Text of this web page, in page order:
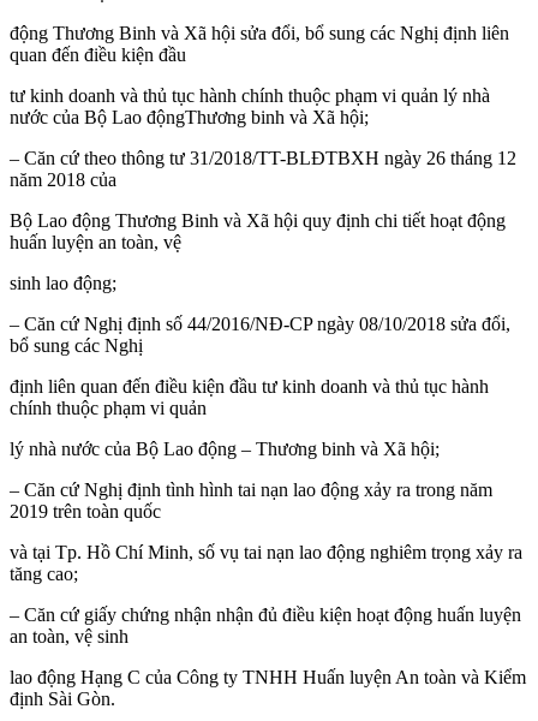
động Thương Binh và Xã hội sửa đổi, bổ sung các Nghị định liên
quan đến điều kiện đầu
tư kinh doanh và thủ tục hành chính thuộc phạm vi quản lý nhà
nước của Bộ Lao độngThương binh và Xã hội;
– Căn cứ theo thông tư 31/2018/TT-BLĐTBXH ngày 26 tháng 12
năm 2018 của
Bộ Lao động Thương Binh và Xã hội quy định chi tiết hoạt động
huấn luyện an toàn, vệ
sinh lao động;
– Căn cứ Nghị định số 44/2016/NĐ-CP ngày 08/10/2018 sửa đổi,
bổ sung các Nghị
định liên quan đến điều kiện đầu tư kinh doanh và thủ tục hành
chính thuộc phạm vi quản
lý nhà nước của Bộ Lao động – Thương binh và Xã hội;
– Căn cứ Nghị định tình hình tai nạn lao động xảy ra trong năm
2019 trên toàn quốc
và tại Tp. Hồ Chí Minh, số vụ tai nạn lao động nghiêm trọng xảy ra
tăng cao;
– Căn cứ giấy chứng nhận nhận đủ điều kiện hoạt động huấn luyện
an toàn, vệ sinh
lao động Hạng C của Công ty TNHH Huấn luyện An toàn và Kiểm
định Sài Gòn.